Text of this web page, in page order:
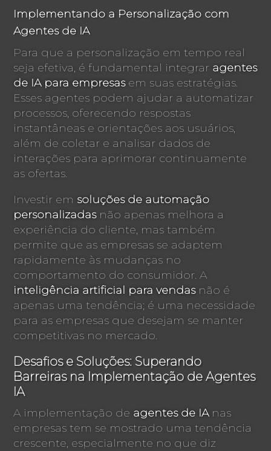
Implementando a Personalização com
Agentes de IA
Para que a personalização em tempo real
seja efetiva, é fundamental integrar agentes
de IA para empresasem suas estratégias.
Esses agentes podem ajudar a automatizar
processos, oferecendo respostas
instantâneas e orientações aos usuários,
além de coletar e analisar dados de
interações para aprimorar continuamente
as ofertas.
Investir em soluções de automação
personalizadasnão apenas melhora a
experiência do cliente, mas também
permite que as empresas se adaptem
rapidamente às mudanças no
comportamento do consumidor. A
inteligência artificial para vendasnão é
apenas uma tendência; é uma necessidade
para as empresas que desejam se manter
competitivas no mercado.
Desafios e Soluções: Superando
Barreiras na Implementação de Agentes
IA
A implementação de agentes de IAnas
empresas tem se mostrado uma tendência
crescente, especialmente no que diz